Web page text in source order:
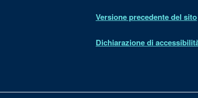
Versione precedente del sito
Dichiarazione di